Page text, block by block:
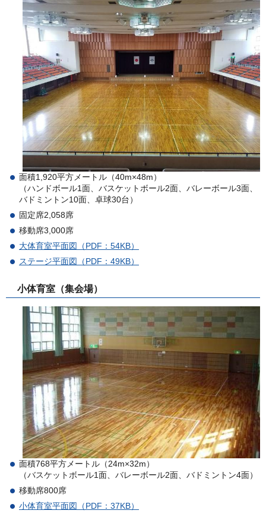
面積1,920平方メートル（40m×48m）
（ハンドボール1面、バスケットボール2面、バレーボール3面、
バドミントン10面、卓球30台）
固定席2,058席
移動席3,000席
大体育室平面図（PDF：54KB）
ステージ平面図（PDF：49KB）
小体育室（集会場）
面積768平方メートル（24m×32m）
（バスケットボール1面、バレーボール2面、バドミントン4面）
移動席800席
小体育室平面図（PDF：37KB）